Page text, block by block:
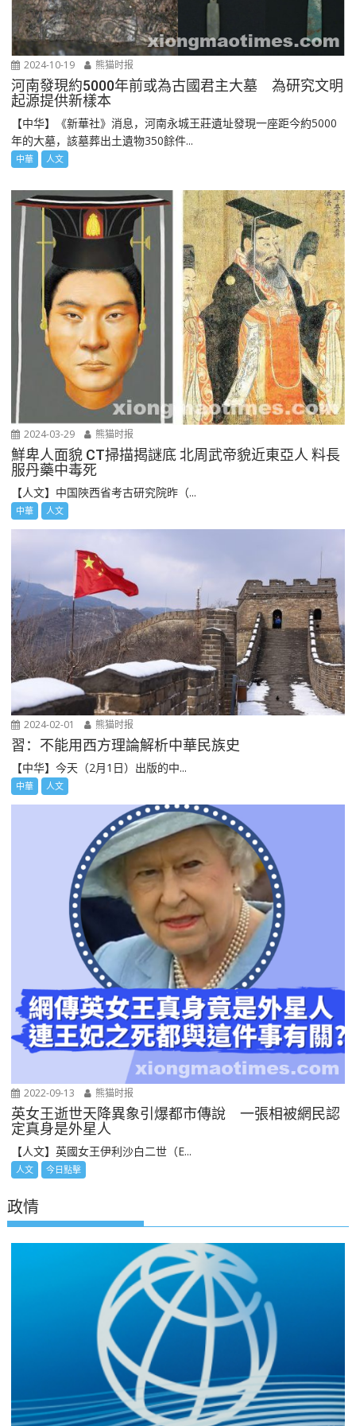
2024-10-19 熊猫时报
河南發現約5000年前或為古國君主大墓 為研究文明
起源提供新樣本
【中华】《新華社》消息，河南永城王莊遺址發現一座距今約5000
年的大墓，該墓葬出土遺物350餘件...
中華 人文
2024-03-29 熊猫时报
鮮卑人面貌 CT掃描揭謎底 北周武帝貌近東亞人 料長
服丹藥中毒死
【人文】中国陜西省考古研究院昨（...
中華 人文
2024-02-01 熊猫时报
習：不能用西方理論解析中華民族史
【中华】今天（2月1日）出版的中...
中華 人文
2022-09-13 熊猫时报
英女王逝世天降異象引爆都市傳說 一張相被網民認
定真身是外星人
【人文】英國女王伊利沙白二世（E...
人文 今日點擊
政情